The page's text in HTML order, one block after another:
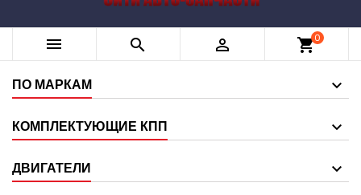
   shopping_cart0
ПО МАРКАМ
КОМПЛЕКТУЮЩИЕ КПП
ДВИГАТЕЛИ